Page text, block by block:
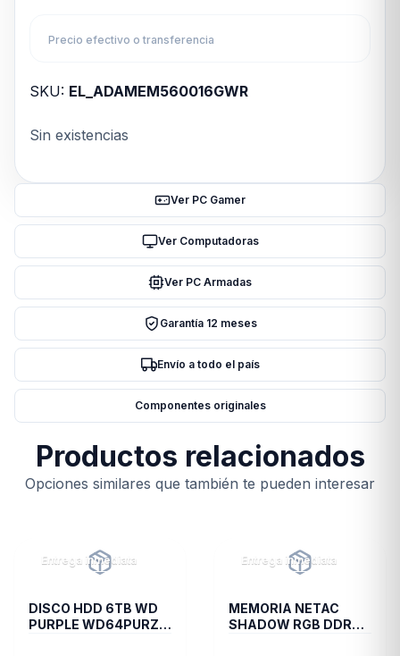
Precio efectivo o transferencia
SKU: EL_ADAMEM560016GWR
Sin existencias
Ver PC Gamer
Ver Computadoras
Ver PC Armadas
Garantía 12 meses
Envío a todo el país
Componentes originales
Productos relacionados
Opciones similares que también te pueden interesar
Entrega inmediata
DISCO HDD 6TB WD
PURPLE WD64PURZ
Entrega inmediata
MEMORIA NETAC
SHADOW RGB DDR4